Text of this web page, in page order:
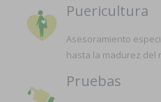
Puericultura
Asesoramiento
hasta la madurez del
Pruebas